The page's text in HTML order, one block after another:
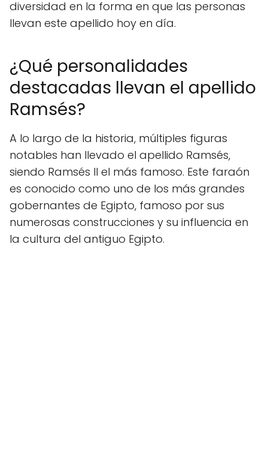
diversidad en la forma en que las personas
llevan este apellido hoy en día.
¿Qué personalidades
destacadas llevan el apellido
Ramsés?
A lo largo de la historia, múltiples figuras
notables han llevado el apellido Ramsés,
siendo Ramsés II el más famoso. Este faraón
es conocido como uno de los más grandes
gobernantes de Egipto, famoso por sus
numerosas construcciones y su influencia en
la cultura del antiguo Egipto.